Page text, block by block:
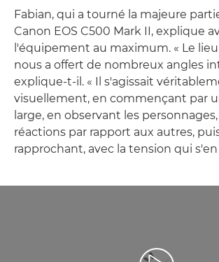
Fabian, qui a tourné la majeure
Canon EOS C500 Mark II, explique
l'équipement au maximum. « Le
nous a offert de nombreux angles
explique-t-il. « Il s'agissait
visuellement, en commençant par
large, en observant les
réactions par rapport aux autres,
rapprochant, avec la tension qui